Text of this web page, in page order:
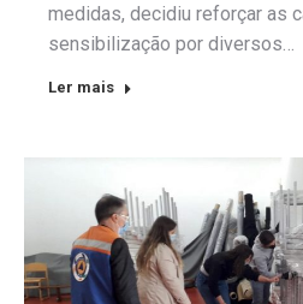
medidas, decidiu reforçar as
sensibilização por diversos…
Ler mais